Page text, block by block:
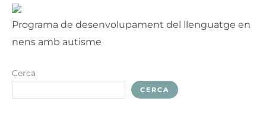
Programa de desenvolupament del llenguatge en
nens amb autisme
Cerca
CERCA